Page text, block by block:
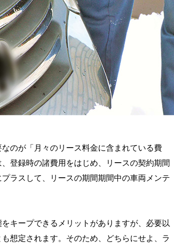
のが「月々のリース料金に含まれている費
登録時の諸費用をはじめ、リースの契約期間
ラスして、リースの期間期間中の車両メンテ
キープできるメリットがありますが、必要以
想定されます。そのため、どちらにせよ、ラ